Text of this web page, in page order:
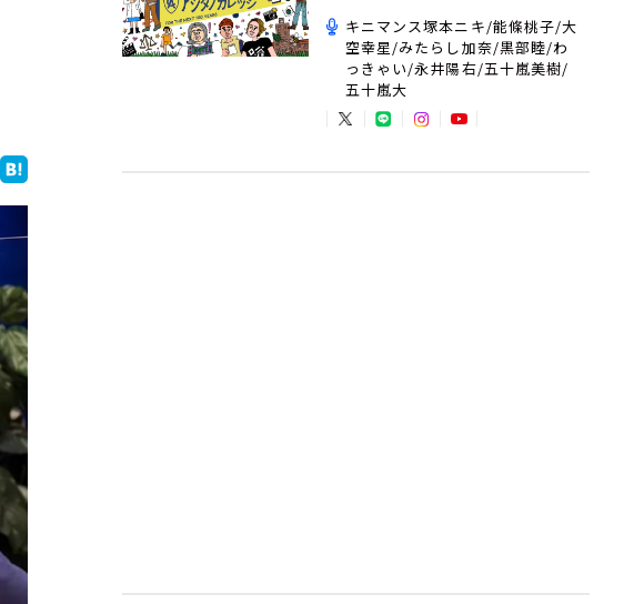
キニマンス塚本ニキ/能條桃子/大
空幸星/みたらし加奈/黒部睦/わ
っきゃい/永井陽右/五十嵐美樹/
五十嵐大